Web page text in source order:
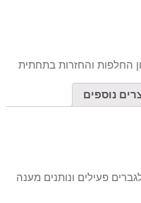
החלפות והחזרות בתחתית
נוספים
פעילים ונותנים מענה